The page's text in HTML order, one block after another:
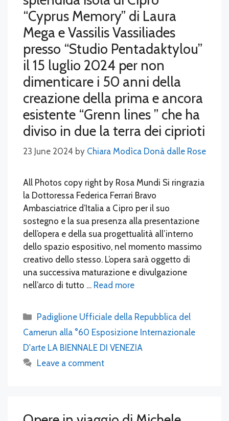
“Cyprus Memory” di Laura
Mega e Vassilis Vassiliades
presso “Studio Pentadaktylou”
il 15 luglio 2024 per non
dimenticare i 50 anni della
creazione della prima e ancora
esistente “Grenn lines ” che ha
diviso in due la terra dei ciprioti
23 June 2024 by Chiara Modìca Donà dalle Rose
All Photos copy right by Rosa Mundi Si ringrazia
la Dottoressa Federica Ferrari Bravo
Ambasciatrice d’Italia a Cipro per il suo
sostegno e la sua presenza alla presentazione
dell’opera e della sua progettualità all’interno
dello spazio espositivo, nel momento massimo
creativo dello stesso. L’opera sarà oggetto di
una successiva maturazione e divulgazione
nell’arco di tutto … Read more
Categories
Padiglione Ufficiale della Repubblica del
Camerun alla °60 Esposizione Internazionale
D'arte LA BIENNALE DI VENEZIA
Leave a comment